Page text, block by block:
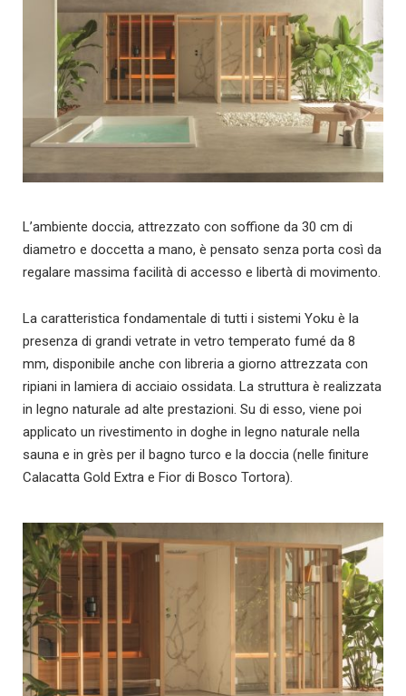
L’ambiente doccia, attrezzato con soffione da 30 cm di
diametro e doccetta a mano, è pensato senza porta così da
regalare massima facilità di accesso e libertà di movimento.
La caratteristica fondamentale di tutti i sistemi Yoku è la
presenza di grandi vetrate in vetro temperato fumé da 8
mm, disponibile anche con libreria a giorno attrezzata con
ripiani in lamiera di acciaio ossidata. La struttura è realizzata
in legno naturale ad alte prestazioni. Su di esso, viene poi
applicato un rivestimento in doghe in legno naturale nella
sauna e in grès per il bagno turco e la doccia (nelle finiture
Calacatta Gold Extra e Fior di Bosco Tortora).